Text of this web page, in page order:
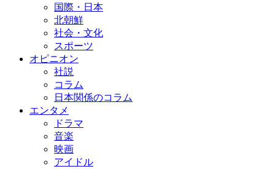
国際・日本
北朝鮮
社会・文化
スポーツ
オピニオン
社説
コラム
日本関係のコラム
エンタメ
ドラマ
音楽
映画
アイドル